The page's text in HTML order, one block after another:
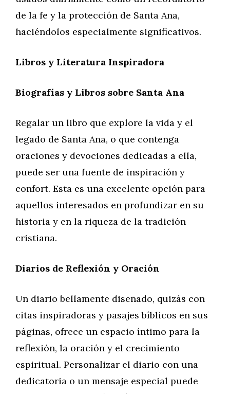
de la fe y la protección de Santa Ana,
haciéndolos especialmente significativos.
Libros y Literatura Inspiradora
Biografías y Libros sobre Santa Ana
Regalar un libro que explore la vida y el
legado de Santa Ana, o que contenga
oraciones y devociones dedicadas a ella,
puede ser una fuente de inspiración y
confort. Esta es una excelente opción para
aquellos interesados en profundizar en su
historia y en la riqueza de la tradición
cristiana.
Diarios de Reflexión y Oración
Un diario bellamente diseñado, quizás con
citas inspiradoras y pasajes bíblicos en sus
páginas, ofrece un espacio íntimo para la
reflexión, la oración y el crecimiento
espiritual. Personalizar el diario con una
dedicatoria o un mensaje especial puede